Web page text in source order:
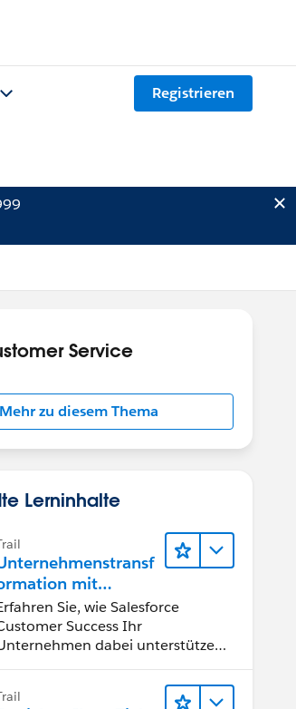
Registrieren
Service
Mehr zu diesem Thema
Lerninhalte
mit
Customer
Sie, wie Salesforce
Success Ihr
dabei unterstützen
industriellen Revolution zu nutzen.